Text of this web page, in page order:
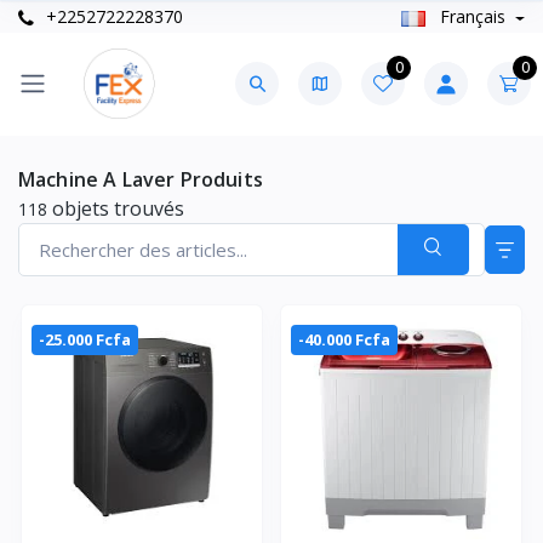
+2252722228370 Français
0 0
Machine A Laver Produits
118 objets trouvés
-25.000 Fcfa -40.000 Fcfa